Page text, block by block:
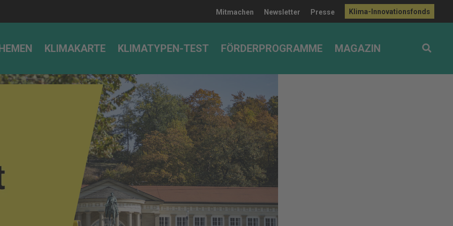
Mitmachen Newsletter Presse Klima-Innovationsfonds
KLIMAKARTE KLIMATYPEN-TEST FÖRDERPROGRAMME MAGAZIN